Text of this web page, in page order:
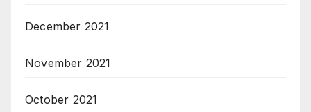
December 2021
November 2021
October 2021